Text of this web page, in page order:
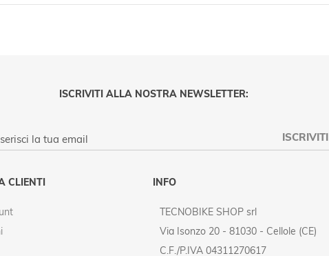
ISCRIVITI ALLA NOSTRA NEWSLETTER:
PRIVACY POLICY
ISCRIVITI
CLIENTI INFO
TECNOBIKE SHOP srl
Via Isonzo 20 - 81030 - Cellole (CE)
C.F./P.IVA 04311270617